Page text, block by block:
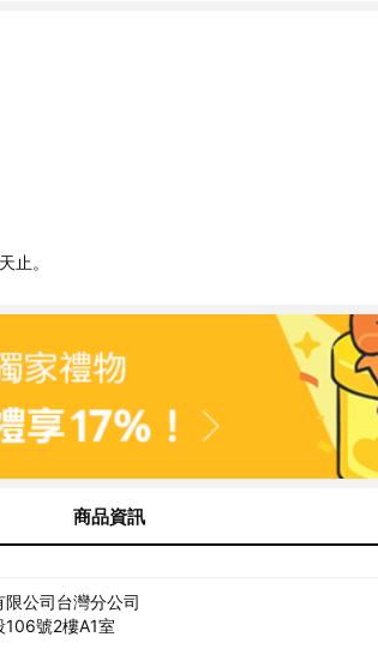
止。
商品資訊
公司台灣分公司
106號2樓A1室